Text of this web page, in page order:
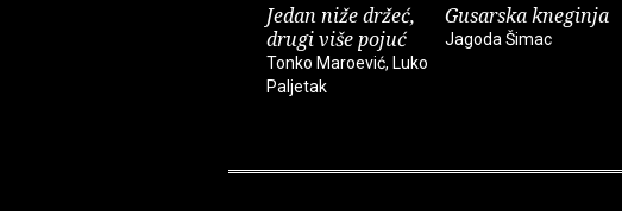
Jedan niže držeć,
drugi više pojuć
Tonko Maroević, Luko
Paljetak
Gusarska kneginja
Jagoda Šimac